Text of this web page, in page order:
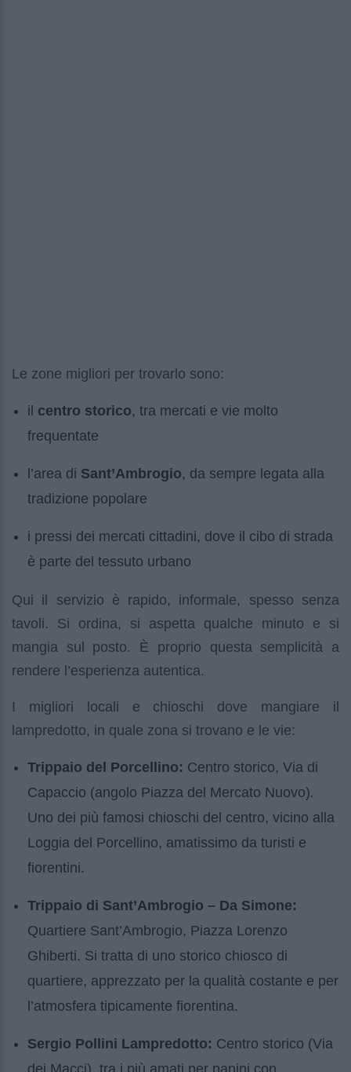
Le zone migliori per trovarlo sono:
il centro storico, tra mercati e vie molto
frequentate
l’area di Sant’Ambrogio, da sempre legata alla
tradizione popolare
i pressi dei mercati cittadini, dove il cibo di strada
è parte del tessuto urbano
Qui il servizio è rapido, informale, spesso senza
tavoli. Si ordina, si aspetta qualche minuto e si
mangia sul posto. È proprio questa semplicità a
rendere l’esperienza autentica.
I migliori locali e chioschi dove mangiare il
lampredotto, in quale zona si trovano e le vie:
Trippaio del Porcellino: Centro storico, Via di
Capaccio (angolo Piazza del Mercato Nuovo).
Uno dei più famosi chioschi del centro, vicino alla
Loggia del Porcellino, amatissimo da turisti e
fiorentini.
Trippaio di Sant’Ambrogio – Da Simone:
Quartiere Sant’Ambrogio, Piazza Lorenzo
Ghiberti. Si tratta di uno storico chiosco di
quartiere, apprezzato per la qualità costante e per
l’atmosfera tipicamente fiorentina.
Sergio Pollini Lampredotto: Centro storico (Via